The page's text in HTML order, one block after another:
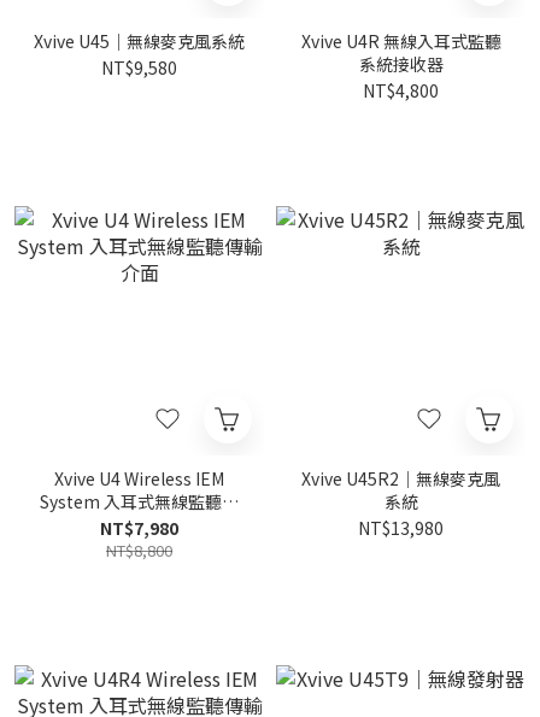
Xvive U45｜無線麥克風系統
NT$9,580
Xvive U4R 無線入耳式監聽
系統接收器
NT$4,800
Xvive U4 Wireless IEM
System 入耳式無線監聽傳
輸介面
NT$7,980
NT$8,800
Xvive U45R2｜無線麥克風
系統
NT$13,980